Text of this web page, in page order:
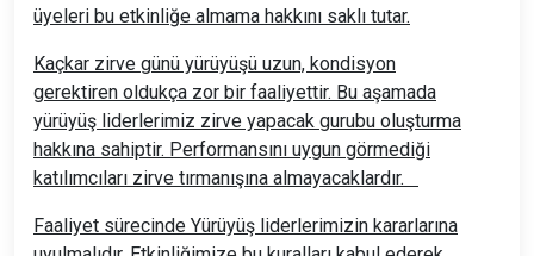
üyeleri bu etkinliğe almama hakkını saklı tutar.
Kaçkar zirve günü yürüyüşü uzun, kondisyon
gerektiren oldukça zor bir faaliyettir. Bu aşamada
yürüyüş liderlerimiz zirve yapacak gurubu oluşturma
hakkına sahiptir. Performansını uygun görmediği
katılımcıları zirve tırmanışına almayacaklardır.
Faaliyet sürecinde Yürüyüş liderlerimizin kararlarına